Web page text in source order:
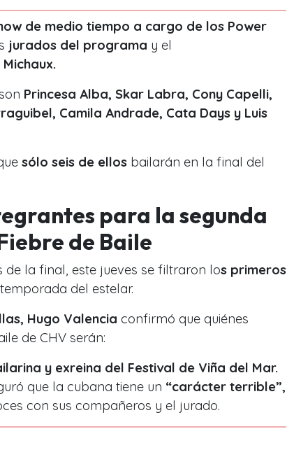
de medio tiempo a cargo de los Power
jurados del programa y el
Princesa Alba, Skar Labra, Cony Capelli,
Camila Andrade, Cata Days y Luis
sólo seis de ellos bailarán en la final del
para la segunda
de Baile
de la final, este jueves se filtraron los primeros
del estelar.
Hugo Valencia confirmó que quiénes
de CHV serán:
y exreina del Festival de Viña del Mar.
que la cubana tiene un “carácter terrible”,
con sus compañeros y el jurado.